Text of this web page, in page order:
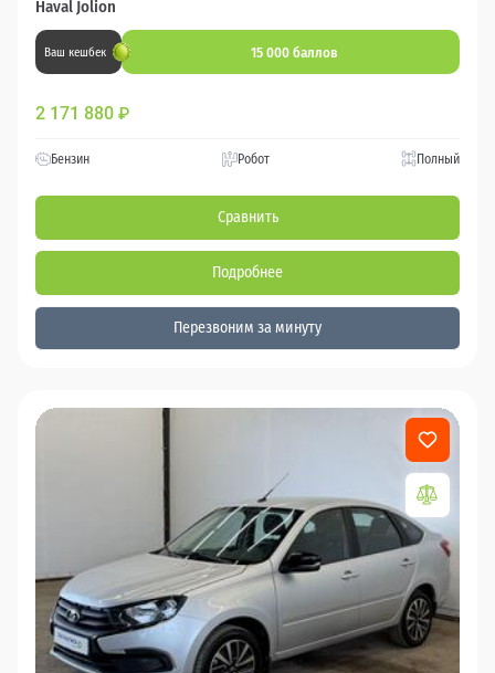
Haval Jolion
Ваш кешбек 15 000 баллов
2 171 880 ₽
Бензин Робот Полный
Сравнить
Подробнее
Перезвоним за минуту